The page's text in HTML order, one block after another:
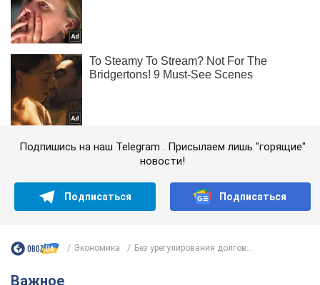
Подпишись на наш Telegram . Присылаем лишь "горящие"
новости!
Подписаться Подписаться
Экономика Без урегулирования долгов...
Важное